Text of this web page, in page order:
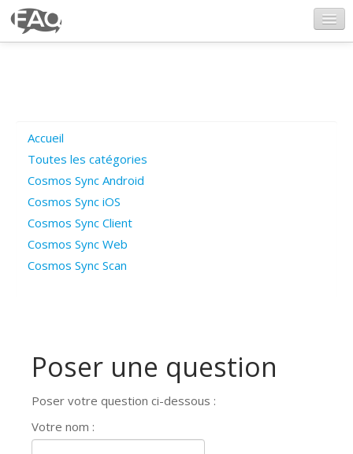
Poser une question
Questions ouvertes
Connexion
Accueil
Toutes les catégories
Cosmos Sync Android
Cosmos Sync iOS
Cosmos Sync Client
Cosmos Sync Web
Cosmos Sync Scan
Poser une question
Poser votre question ci-dessous :
Votre nom :